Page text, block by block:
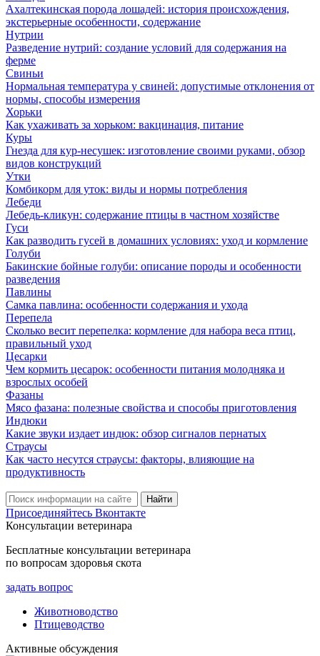
Ахалтекинская порода лошадей: история происхождения,
экстерьерные особенности, содержание
Нутрии
Разведение нутрий: создание условий для содержания на
ферме
Свиньи
Нормальная температура у свиней: допустимые отклонения от
нормы, способы измерения
Хорьки
Как ухаживать за хорьком: вакцинация, питание
Куры
Гнезда для кур-несушек: изготовление своими руками, обзор
видов конструкций
Утки
Комбикорм для уток: виды и нормы потребления
Лебеди
Лебедь-кликун: содержание птицы в частном хозяйстве
Гуси
Как разводить гусей в домашних условиях: уход и кормление
Голуби
Бакинские бойные голуби: описание породы и особенности
разведения
Павлины
Самка павлина: особенности содержания и ухода
Перепела
Сколько весит перепелка: кормление для набора веса птиц,
правильный уход
Цесарки
Чем кормить цесарок: особенности питания молодняка и
взрослых особей
Фазаны
Мясо фазана: полезные свойства и способы приготовления
Индюки
Какие звуки издает индюк: обзор сигналов пернатых
Страусы
Как часто несутся страусы: факторы, влияющие на
продуктивность
Присоединяйтесь Вконтакте
Консультации ветеринара
Бесплатные консультации ветеринара
по вопросам здоровья скота
задать вопрос
Животноводство
Птицеводство
Активные обсуждения